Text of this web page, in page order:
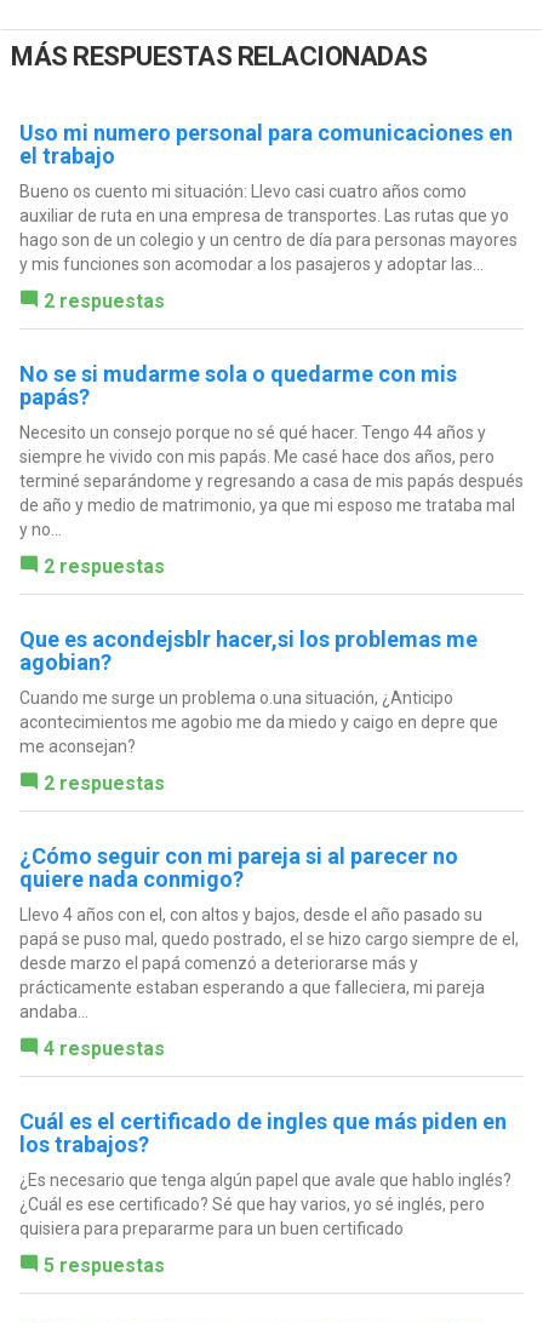
MÁS RESPUESTAS RELACIONADAS
Uso mi numero personal para comunicaciones en
el trabajo
Bueno os cuento mi situación: Llevo casi cuatro años como
auxiliar de ruta en una empresa de transportes. Las rutas que yo
hago son de un colegio y un centro de día para personas mayores
y mis funciones son acomodar a los pasajeros y adoptar las...
2 respuestas
No se si mudarme sola o quedarme con mis
papás?
Necesito un consejo porque no sé qué hacer. Tengo 44 años y
siempre he vivido con mis papás. Me casé hace dos años, pero
terminé separándome y regresando a casa de mis papás después
de año y medio de matrimonio, ya que mi esposo me trataba mal
y no...
2 respuestas
Que es acondejsblr hacer,si los problemas me
agobian?
Cuando me surge un problema o.una situación, ¿Anticipo
acontecimientos me agobio me da miedo y caigo en depre que
me aconsejan?
2 respuestas
¿Cómo seguir con mi pareja si al parecer no
quiere nada conmigo?
Llevo 4 años con el, con altos y bajos, desde el año pasado su
papá se puso mal, quedo postrado, el se hizo cargo siempre de el,
desde marzo el papá comenzó a deteriorarse más y
prácticamente estaban esperando a que falleciera, mi pareja
andaba...
4 respuestas
Cuál es el certificado de ingles que más piden en
los trabajos?
¿Es necesario que tenga algún papel que avale que hablo inglés?
¿Cuál es ese certificado? Sé que hay varios, yo sé inglés, pero
quisiera para prepararme para un buen certificado
5 respuestas